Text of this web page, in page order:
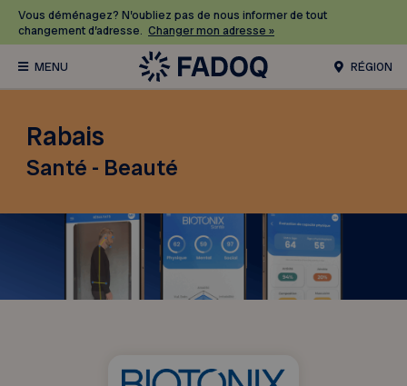
Vous déménagez? N’oubliez pas de nous informer de tout
changement d’adresse. Changer mon adresse »
RÉGION
Rabais
Santé - Beauté